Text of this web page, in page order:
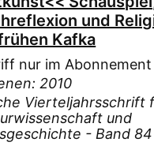
und
Kafka
nur im Abonnement
2010
Vierteljahrsschrift
und
- Band 84